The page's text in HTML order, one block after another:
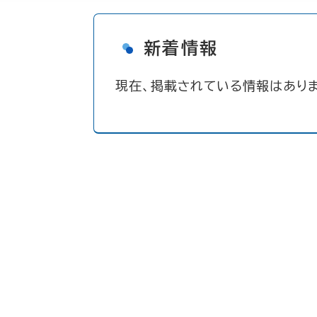
新着情報
現在、掲載されている情報はあり